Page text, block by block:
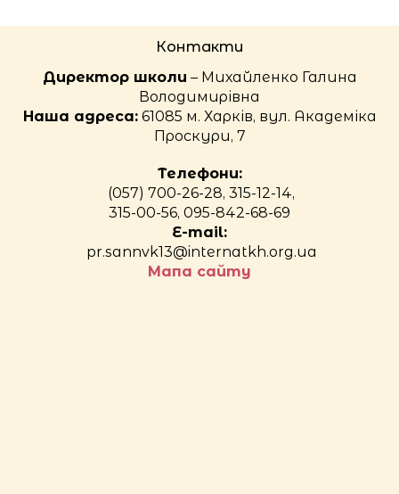
Контакти
Директор школи – Михайленко Галина
Володимирівна
Наша адреса:61085 м. Харків, вул. Академіка
Проскури, 7
Телефони:
(057) 700-26-28, 315-12-14,
315-00-56, 095-842-68-69
E-mail:
pr.sannvk13@internatkh.org.ua
Мапа сайту